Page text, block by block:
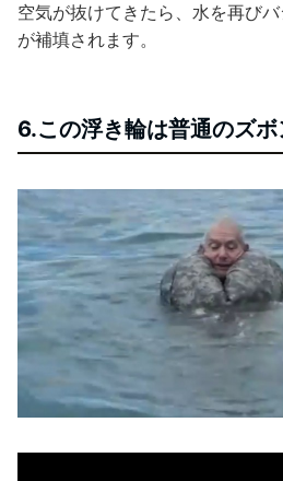
空気が抜けてきたら、水を再び
が補填されます。
6.この浮き輪は普通のズボ